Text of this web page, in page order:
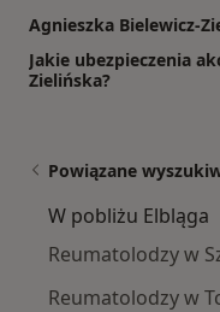
Agnieszka Bielewicz-
Jakie ubezpieczenia
Zielińska?
Powiązane
W pobliżu Elbląga
Reumatolodzy w
Reumatolodzy w